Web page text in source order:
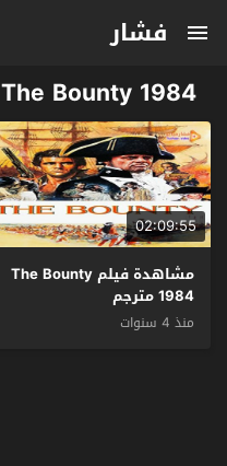
فشار
The Bounty 1984
02:09:55
مشاهدة فيلم The Bounty
1984 مترجم
منذ 4 سنوات